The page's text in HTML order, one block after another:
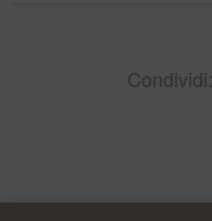
Condividi: